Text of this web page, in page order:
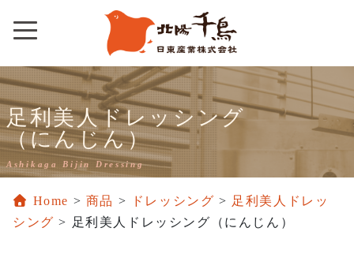
足利美人ドレッシング
（にんじん）
Ashikaga Bijin Dressing
Home > 商品 > ドレッシング > 足利美人ドレッ
シング > 足利美人ドレッシング（にんじん）